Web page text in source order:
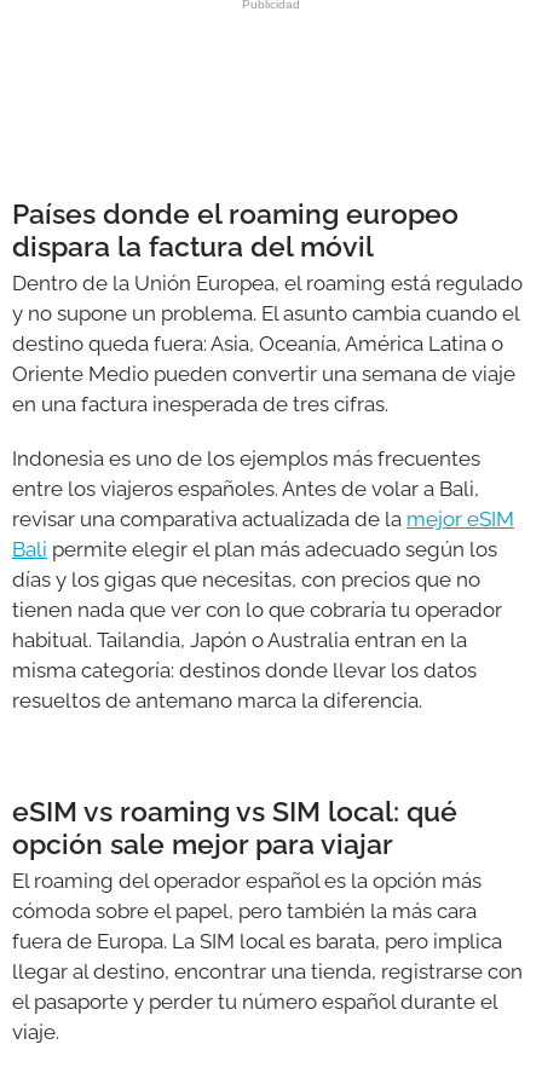
Países donde el roaming europeo
dispara la factura del móvil
Dentro de la Unión Europea, el roaming está regulado
y no supone un problema. El asunto cambia cuando el
destino queda fuera: Asia, Oceanía, América Latina o
Oriente Medio pueden convertir una semana de viaje
en una factura inesperada de tres cifras.
Indonesia es uno de los ejemplos más frecuentes
entre los viajeros españoles. Antes de volar a Bali,
revisar una comparativa actualizada de la mejor eSIM
Bali permite elegir el plan más adecuado según los
días y los gigas que necesitas, con precios que no
tienen nada que ver con lo que cobraría tu operador
habitual. Tailandia, Japón o Australia entran en la
misma categoría: destinos donde llevar los datos
resueltos de antemano marca la diferencia.
eSIM vs roaming vs SIM local: qué
opción sale mejor para viajar
El roaming del operador español es la opción más
cómoda sobre el papel, pero también la más cara
fuera de Europa. La SIM local es barata, pero implica
llegar al destino, encontrar una tienda, registrarse con
el pasaporte y perder tu número español durante el
viaje.